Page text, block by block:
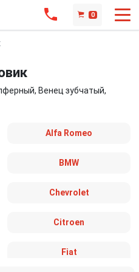
0
Венец зубчатый,
Alfa Romeo
BMW
Chevrolet
Citroen
Fiat